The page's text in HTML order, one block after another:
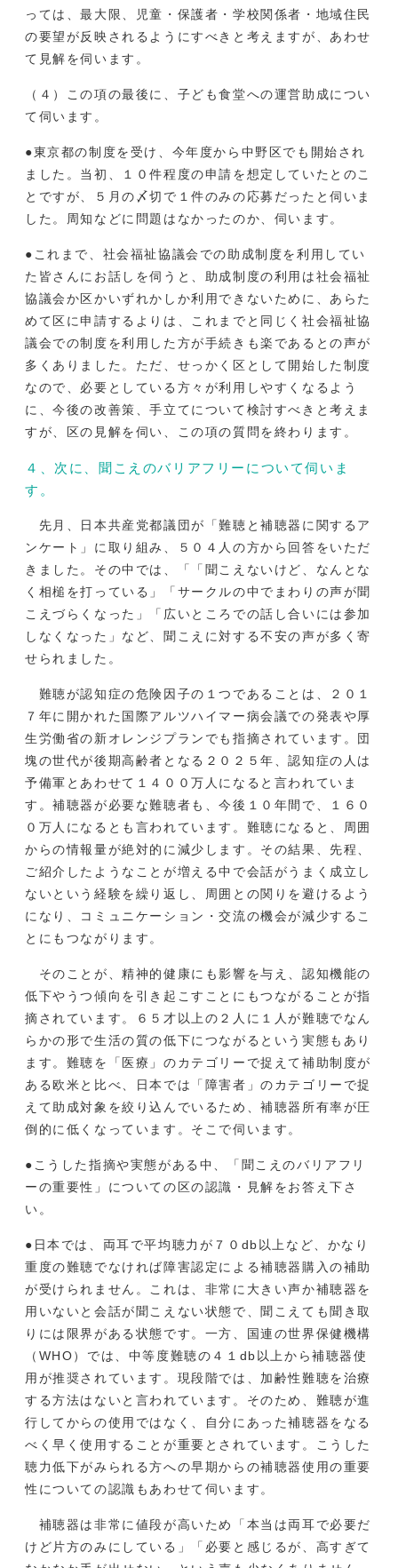
っては、最大限、児童・保護者・学校関係者・地域住民
の要望が反映されるようにすべきと考えますが、あわせ
て見解を伺います。
（４）この項の最後に、子ども食堂への運営助成につい
て伺います。
●東京都の制度を受け、今年度から中野区でも開始され
ました。当初、１０件程度の申請を想定していたとのこ
とですが、５月の〆切で１件のみの応募だったと伺いま
した。周知などに問題はなかったのか、伺います。
●これまで、社会福祉協議会での助成制度を利用してい
た皆さんにお話しを伺うと、助成制度の利用は社会福祉
協議会か区かいずれかしか利用できないために、あらた
めて区に申請するよりは、これまでと同じく社会福祉協
議会での制度を利用した方が手続きも楽であるとの声が
多くありました。ただ、せっかく区として開始した制度
なので、必要としている方々が利用しやすくなるよう
に、今後の改善策、手立てについて検討すべきと考えま
すが、区の見解を伺い、この項の質問を終わります。
４、次に、聞こえのバリアフリーについて伺いま
す。
先月、日本共産党都議団が「難聴と補聴器に関するア
ンケート」に取り組み、５０４人の方から回答をいただ
きました。その中では、「「聞こえないけど、なんとな
く相槌を打っている」「サークルの中でまわりの声が聞
こえづらくなった」「広いところでの話し合いには参加
しなくなった」など、聞こえに対する不安の声が多く寄
せられました。
難聴が認知症の危険因子の１つであることは、２０１
７年に開かれた国際アルツハイマー病会議での発表や厚
生労働省の新オレンジプランでも指摘されています。団
塊の世代が後期高齢者となる２０２５年、認知症の人は
予備軍とあわせて１４００万人になると言われていま
す。補聴器が必要な難聴者も、今後１０年間で、１６０
０万人になるとも言われています。難聴になると、周囲
からの情報量が絶対的に減少します。その結果、先程、
ご紹介したようなことが増える中で会話がうまく成立し
ないという経験を繰り返し、周囲との関りを避けるよう
になり、コミュニケーション・交流の機会が減少するこ
とにもつながります。
そのことが、精神的健康にも影響を与え、認知機能の
低下やうつ傾向を引き起こすことにもつながることが指
摘されています。６５才以上の２人に１人が難聴でなん
らかの形で生活の質の低下につながるという実態もあり
ます。難聴を「医療」のカテゴリーで捉えて補助制度が
ある欧米と比べ、日本では「障害者」のカテゴリーで捉
えて助成対象を絞り込んでいるため、補聴器所有率が圧
倒的に低くなっています。そこで伺います。
●こうした指摘や実態がある中、「聞こえのバリアフリ
ーの重要性」についての区の認識・見解をお答え下さ
い。
●日本では、両耳で平均聴力が７０db以上など、かなり
重度の難聴でなければ障害認定による補聴器購入の補助
が受けられません。これは、非常に大きい声か補聴器を
用いないと会話が聞こえない状態で、聞こえても聞き取
りには限界がある状態です。一方、国連の世界保健機構
（WHO）では、中等度難聴の４１db以上から補聴器使
用が推奨されています。現段階では、加齢性難聴を治療
する方法はないと言われています。そのため、難聴が進
行してからの使用ではなく、自分にあった補聴器をなる
べく早く使用することが重要とされています。こうした
聴力低下がみられる方への早期からの補聴器使用の重要
性についての認識もあわせて伺います。
補聴器は非常に値段が高いため「本当は両耳で必要だ
けど片方のみにしている」「必要と感じるが、高すぎて